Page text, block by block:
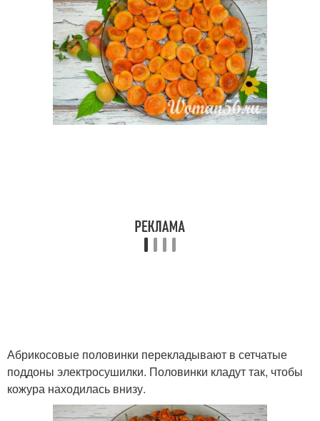
Абрикосовые половинки перекладывают в сетчатые
поддоны электросушилки. Половинки кладут так, чтобы
кожура находилась внизу.